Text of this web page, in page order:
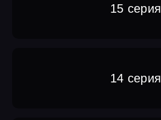
15 серия
14 серия